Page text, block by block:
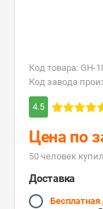
Код товара: GH-
Код завода
4.5
Цена по
50 человек
Доставка
Бесплатная